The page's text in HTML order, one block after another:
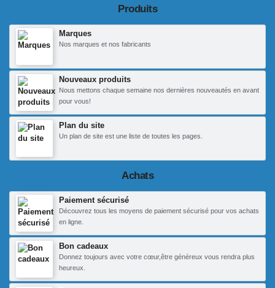
Produits
Marques
Nos marques et nos fabricants
Nouveaux produits
Nous mettons chaque semaine nos dernières nouveautés en avant
pour vous!
Plan du site
Un plan de site est une liste de toutes les pages.
Achats
Paiement sécurisé
Découvrez tous les moyens de paiement sécurisé pour vos achats
en ligne.
Bon cadeaux
Donnez toujours avec votre cœur,être généreux vous rendra plus
heureux.